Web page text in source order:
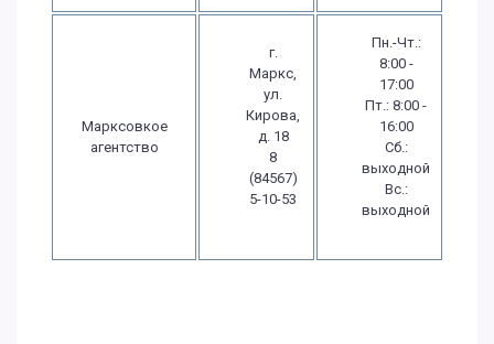
Марксовкое
агентство
г.
Маркс,
ул.
Кирова,
д. 18
8
(84567)
5-10-53
Пн.-Чт.:
8:00 -
17:00
Пт.: 8:00 -
16:00
Сб.:
выходной
Вс.:
выходной